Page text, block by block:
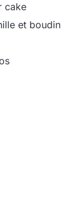
cake
et boudin